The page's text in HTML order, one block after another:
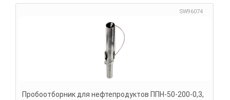
SW96074
Пробоотборник для нефтепродуктов ППН-50-200-0,3,